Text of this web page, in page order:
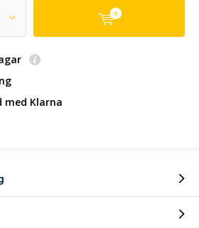
med Klarna